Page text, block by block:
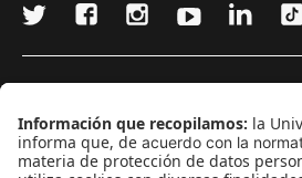
CONTÁCTANOS